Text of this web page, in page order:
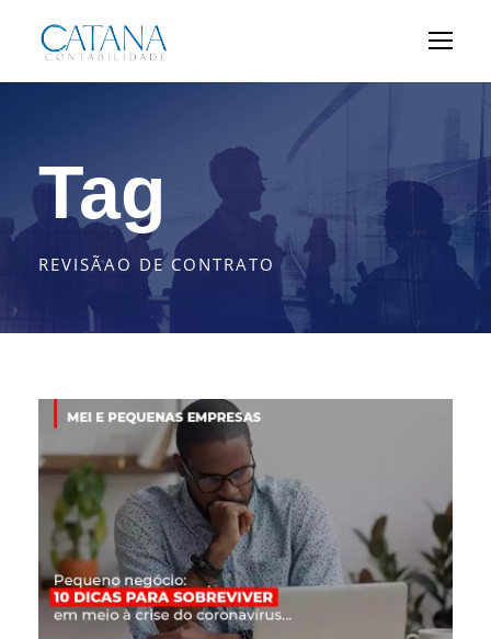
Tag
REVISÃAO DE CONTRATO